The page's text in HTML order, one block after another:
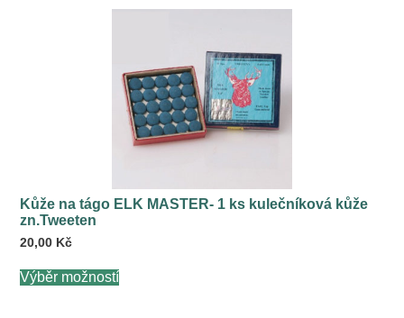
Kůže na tágo ELK MASTER- 1 ks kulečníková kůže
zn.Tweeten
20,00 Kč
Výběr možností